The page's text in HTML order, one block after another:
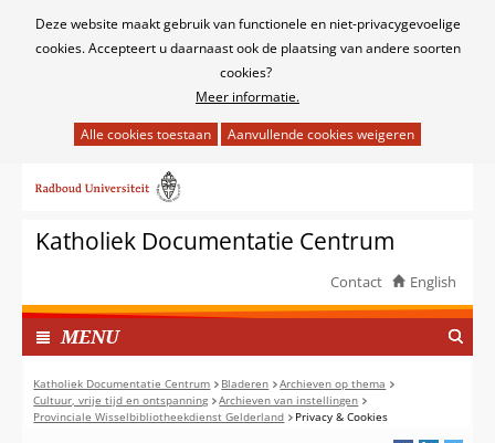
Cookies
Deze website maakt gebruik van functionele en niet-privacygevoelige
cookies. Accepteert u daarnaast ook de plaatsing van andere soorten
cookies?
Meer informatie.
het
van
cookies
deze
website
worden
toegestaan
of
geweigerd.
naar
inhoudKatholiek Documentatie Centrum
Contact English
MENUI
N
G
E
K
Katholiek Documentatie Centrum Bladeren
Archieven op thema
Cultuur, vrije tijd en ontspanning
Archieven van instellingen
Provinciale Wisselbibliotheekdienst Gelderland
Privacy & Cookies